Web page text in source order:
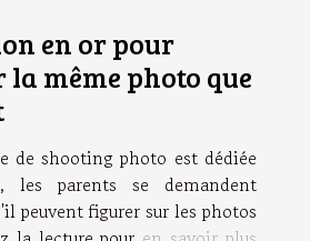
en or pour
même photo que
de shooting photo est dédiée
les parents se demandent
peuvent figurer sur les photos